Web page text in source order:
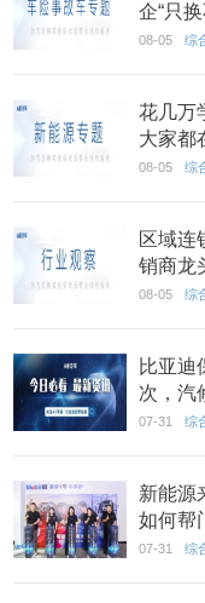
企“只
08-05 综
花几万
大家都
08-05 综
区域连
销商龙
迁？|7
08-05 综
比亚迪
次，汽
筹车险
07-31 综
新能源
如何帮
07-31 综